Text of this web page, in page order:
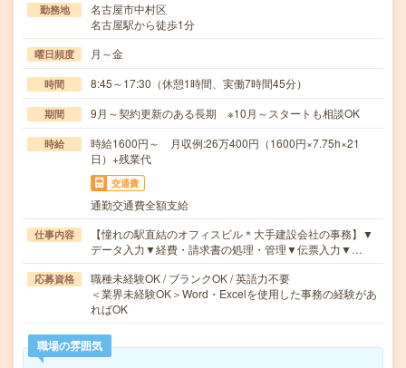
勤務地
名古屋市中村区
名古屋駅から徒歩1分
曜日頻度 月～金
時間 8:45～17:30（休憩1時間、実働7時間45分）
期間 9月～契約更新のある長期 ※10月～スタートも相談OK
時給
時給1600円～ 月収例:26万400円（1600円×7.75h×21
日）+残業代
交通費
通勤交通費全額支給
仕事内容
【憧れの駅直結のオフィスビル＊大手建設会社の事務】▼
データ入力▼経費・請求書の処理・管理▼伝票入力▼…
応募資格
職種未経験OK / ブランクOK / 英語力不要
＜業界未経験OK＞Word・Excelを使用した事務の経験があ
ればOK
職場の雰囲気